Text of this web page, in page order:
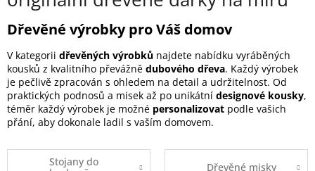
Dřevěné výrobky pro Váš domov
V kategorii dřevěných výrobků najdete nabídku vyráběných
kousků z kvalitního převážně dubového dřeva. Každý výrobek
je pečlivě zpracován s ohledem na detail a udržitelnost. Od
praktických podnosů a misek až po unikátní designové kousky,
téměr každý výrobek je možné personalizovat podle vašich
přání, aby dokonale ladil s vaším domovem.
Stojany do
Dřevěné misky